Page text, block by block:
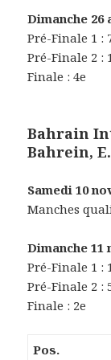
Dimanche 26
Pré-Finale 1 :
Pré-Finale 2 :
Finale : 4e
Bahrain
Bahrein,
Samedi 10
Manches
Dimanche 11
Pré-Finale 1 :
Pré-Finale 2 :
Finale : 2e
Pos.